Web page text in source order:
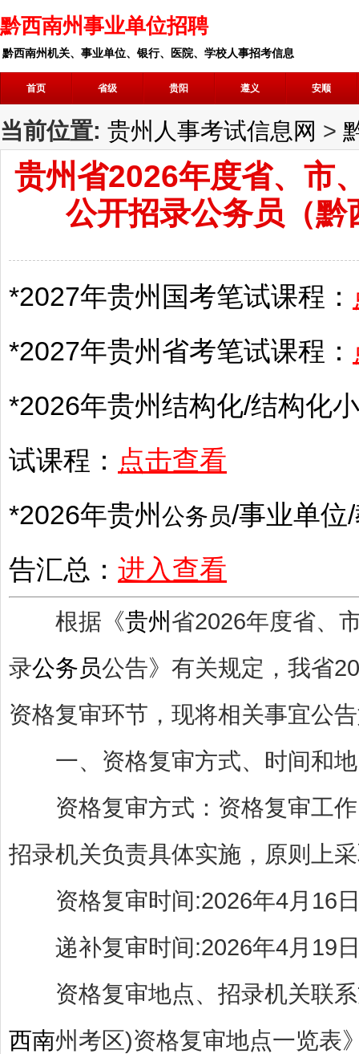
黔西南州事业单位招聘
黔西南州机关、事业单位、银行、医院、学校人事招考信息
首页 省级 贵阳 遵义 安顺
当前位置: 贵州人事考试信息网 >
贵州省2026年度省、市
公开招录公务员（
*2027年贵州 国考笔试课程：
*2027年贵州 省考笔试课程：
*2026年贵州结构化/结构化
试课程： 点击查看
*2026年贵州 公务员/事业单位/
告汇总： 进入查看
根据《贵州 省2026年度省、
录公务员公告》有关规定，我省
资格复审环节，现将相关事宜公
一、资格复审方式、时间和
资格复审方式：资格复审工
招录机关负责具体实施，原则上
资格复审时间:2026年4月16
递补复审时间:2026年4月19
资格复审地点、招录机关联系
西南州考区)资格复审地点一览表